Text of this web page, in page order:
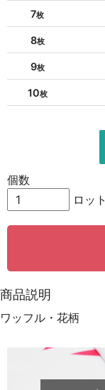
7
8
9
10
15
18
個数
ロット
商品説明
ワッフル・花柄